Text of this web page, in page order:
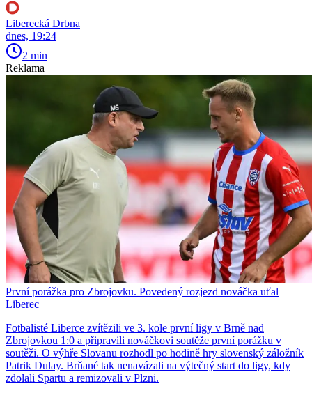
Liberecká Drbna
dnes, 19:24
2 min
Reklama
První porážka pro Zbrojovku. Povedený rozjezd nováčka uťal
Liberec
Fotbalisté Liberce zvítězili ve 3. kole první ligy v Brně nad
Zbrojovkou 1:0 a připravili nováčkovi soutěže první porážku v
soutěži. O výhře Slovanu rozhodl po hodině hry slovenský záložník
Patrik Dulay. Brňané tak nenavázali na výtečný start do ligy, kdy
zdolali Spartu a remizovali v Plzni.